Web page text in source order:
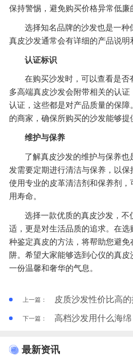
保持警惕，避免购买价格异常低廉
选择知名品牌的沙发也是一种
真皮沙发通常会有详细的产品说明
认证标识
在购买沙发时，可以查看是否
多高端真皮沙发会附带相关的认
认证，这些都是对产品质量的保
的商家，确保所购买的沙发能够提
维护与保养
了解真皮沙发的维护与保养也
发需要定期进行清洁与保养，以保
使用专业的皮革清洁剂和保养剂，
用寿命。
选择一款优质的真皮沙发，不
适，更是对生活品质的追求。在
种鉴定真皮的方法，将帮助您避免
阱。希望大家能够选到心仪的真
一份温馨和奢华的气息。
上一篇： 皮质沙发性价比高
下一篇： 高档沙发用什么海绵
最新资讯